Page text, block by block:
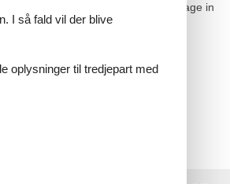
Ostwind verbindet eine gute Lage in
I så fald vil der blive
oplysninger til tredjepart med